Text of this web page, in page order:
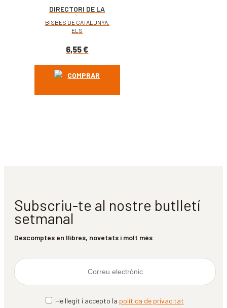
DIRECTORI DE LA
PARRÒQUIA /
DIRECTORI DE
L’ARXIPRESTAT
BISBES DE CATALUNYA,
ELS
6,55€
COMPRAR
Subscriu-te al nostre butlletí
setmanal
Descomptes en llibres, novetats i molt més
He llegit i accepto la política de privacitat